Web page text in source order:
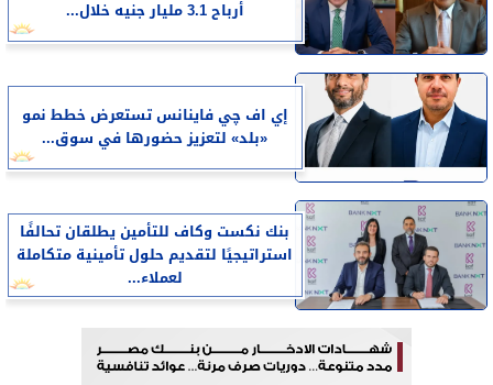
أرباح 3.1 مليار جنيه خلال...
إي اف چي فاينانس تستعرض خطط نمو
«بلد» لتعزيز حضورها في سوق...
بنك نكست وكاف للتأمين يطلقان تحالفًا
استراتيجيًا لتقديم حلول تأمينية متكاملة
لعملاء...